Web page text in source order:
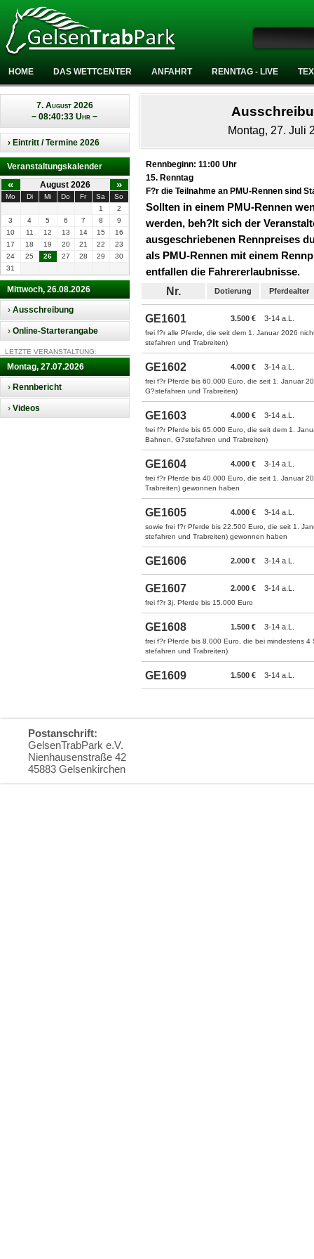
HOME DAS WETTCENTER ANFAHRT RENNTAG - LIVE
7. August 2026
− 08:40:33 Uhr −
› Eintritt / Termine 2026
Veranstaltungskalender
« August 2026 »
Mo Di Mi Do Fr Sa
So
1
2
3
4 5 6 7 8
9
10
11 12 13 14 15
16
17
18 19 20 21 22
23
24
25 26 27 28 29
30
31
Mittwoch, 26.08.2026
› Ausschreibung
› Online-Starterangabe
LETZTE VERANSTALTUNG:
Montag, 27.07.2026
› Rennbericht
› Videos
Montag, 27. Juli
Rennbeginn: 11:00 Uhr
15. Renntag
F?r die Teilnahme an PMU-Rennen sind
Sollten in einem PMU-Rennen
werden, beh?lt sich der
ausgeschriebenen Rennpreises
als PMU-Rennen mit einem
entfallen die Fahrererlaubnisse.
Nr. Dotierung Pferdealter
GE1601 3.500 € 3-14 a.L.
frei f?r alle Pferde, die seit dem 1. Januar 2026
stefahren und Trabreiten)
GE1602 4.000 € 3-14 a.L.
frei f?r Pferde bis 60.000 Euro, die seit 1. Januar
G?stefahren und Trabreiten)
GE1603 4.000 € 3-14 a.L.
frei f?r Pferde bis 65.000 Euro, die seit dem 1.
Bahnen, G?stefahren und Trabreiten)
GE1604 4.000 € 3-14 a.L.
frei f?r Pferde bis 40.000 Euro, die seit 1. Januar
Trabreiten) gewonnen haben
GE1605 4.000 € 3-14 a.L.
sowie frei f?r Pferde bis 22.500 Euro, die seit 1.
stefahren und Trabreiten) gewonnen haben
GE1606 2.000 € 3-14 a.L.
GE1607 2.000 € 3-14 a.L.
frei f?r 3j. Pferde bis 15.000 Euro
GE1608 1.500 € 3-14 a.L.
frei f?r Pferde bis 8.000 Euro, die bei mindestens
stefahren und Trabreiten)
GE1609 1.500 € 3-14 a.L.
Postanschrift:
GelsenTrabPark e.V.
Nienhausenstraße 42
45883 Gelsenkirchen